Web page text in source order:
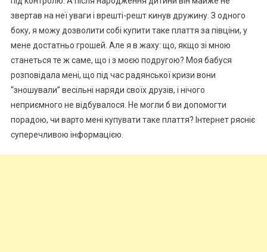
звертав на неї уваги і врешті-решт кинув дружину. З одного
боку, я можу дозволити собі купити таке плаття за півціни, у
мене достатньо грошей. Але я в жаху: що, якщо зі мною
станеться те ж саме, що і з моєю подругою? Моя бабуся
розповідала мені, що під час радянської кризи вони
“зношували” весільні наряди своїх друзів, і нічого
неприємного не відбувалося. Не могли б ви допомогти
порадою, чи варто мені купувати таке плаття? Інтернет рясніє
суперечливою інформацією.